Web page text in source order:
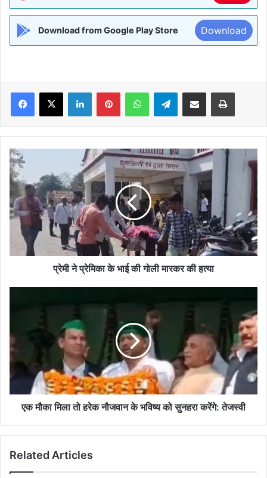
Download from Google Play Store Download
Facebook
X LinkedInPinterestWhatsAppTelegramShare via Email Print
प्रेमी
ने
प्रेमिका
के
भाई
की
गोली
मारकर
की
प्रेमी ने प्रेमिका के भाई की गोली मारकर की हत्या
हरेक
भविष्य
को
सुनहराएक मौका मिला तो हरेक नौजवान के भविष्य को सुनहरा करेंगे: तेजस्वी
Related Articles